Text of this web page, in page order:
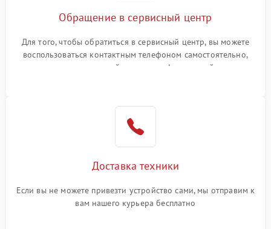
Обращение в сервисный центр
Для того, чтобы обратиться в сервисный центр, вы можете
воспользоваться контактным телефоном самостоятельно,
или оставить свой номер телефона на сайте
Доставка техники
Если вы не можете привезти устройство сами, мы отправим к
вам нашего курьера бесплатно